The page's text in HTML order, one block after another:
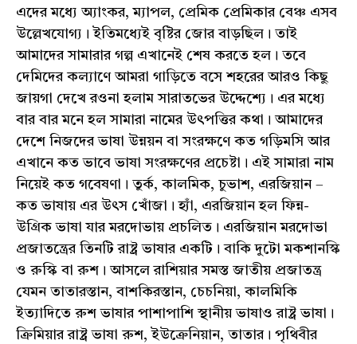
এদের মধ্যে অ্যাংকর, ম্যাপল, প্রেমিক প্রেমিকার বেঞ্চ এসব
উল্লেখযোগ্য। ইতিমধ্যেই বৃষ্টির জোর বাড়ছিল। তাই
আমাদের সামারার গল্প এখানেই শেষ করতে হল। তবে
দেমিদের কল্যাণে আমরা গাড়িতে বসে শহরের আরও কিছু
জায়গা দেখে রওনা হলাম সারাতভের উদ্দেশ্যে। এর মধ্যে
বার বার মনে হল সামারা নামের উৎপত্তির কথা। আমাদের
দেশে নিজদের ভাষা উন্নয়ন বা সংরক্ষণে কত গড়িমসি আর
এখানে কত ভাবে ভাষা সংরক্ষণের প্রচেষ্টা। এই সামারা নাম
নিয়েই কত গবেষণা। তুর্ক, কালমিক, চুভাশ, এরজিয়ান –
কত ভাষায় এর উৎস খোঁজা। হ্যাঁ, এরজিয়ান হল ফিন্ন-
উগ্রিক ভাষা যার মরদোভায় প্রচলিত। এরজিয়ান মরদোভা
প্রজাতন্ত্রের তিনটি রাষ্ট্র ভাষার একটি। বাকি দুটো মকশানস্কি
ও রুস্কি বা রুশ। আসলে রাশিয়ার সমস্ত জাতীয় প্রজাতন্ত্র
যেমন তাতারস্তান, বাশকিরস্তান, চেচনিয়া, কালমিকি
ইত্যাদিতে রুশ ভাষার পাশাপাশি স্থানীয় ভাষাও রাষ্ট্র ভাষা।
ক্রিমিয়ার রাষ্ট্র ভাষা রুশ, ইউক্রেনিয়ান, তাতার। পৃথিবীর